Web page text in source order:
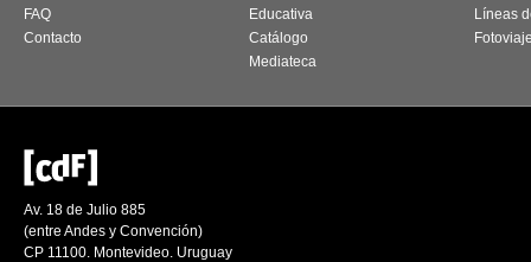
FAQ
Contacto
Educativa
Catálogo
Mediateca
Líneas
Av. 18 de Julio 885
(entre Andes y Convención)
CP 11100. Montevideo. Uruguay